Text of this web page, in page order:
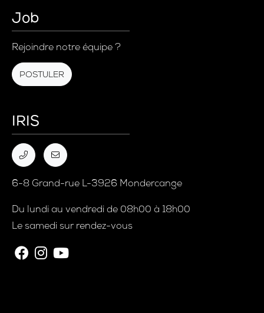
Job
Rejoindre notre équipe ?
POSTULER
IRIS
6-8 Grand-rue L-3926 Mondercange
Du lundi au vendredi de 08h00 à 18h00
Le samedi sur rendez-vous